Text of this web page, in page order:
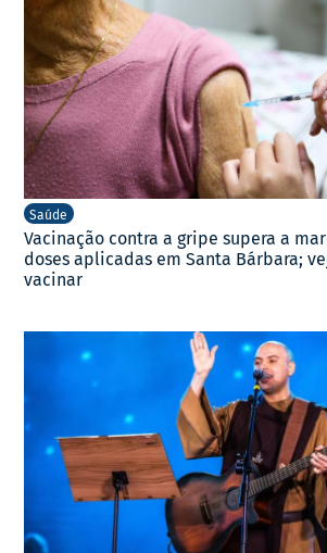
Saúde
Vacinação contra a gripe supera a
doses aplicadas em Santa Bárbara;
vacinar